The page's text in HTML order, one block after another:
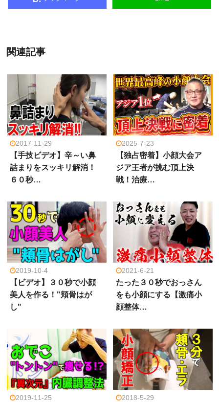
関連記事
2017-11-29
【手技ビデオ】辛～い鼻
詰まりをスッキリ解消！
６０秒…
2025-7-23
【独占密着】小顔大会ア
ジア王者が挑む頂上決
戦！治療…
2019-10-4
【ビデオ】３０秒で小顔
美人を作る！"頬骨はが
し"
2021-6-21
たった３０秒でおっさん
をも小顔にする【激痛小
顔整体…
2019-11-25 2018-5-29